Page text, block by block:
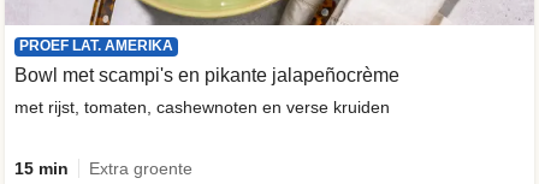
PROEF LAT. AMERIKA
Bowl met scampi's en pikante jalapeñocrème
met rijst, tomaten, cashewnoten en verse kruiden
15 min Extra groente